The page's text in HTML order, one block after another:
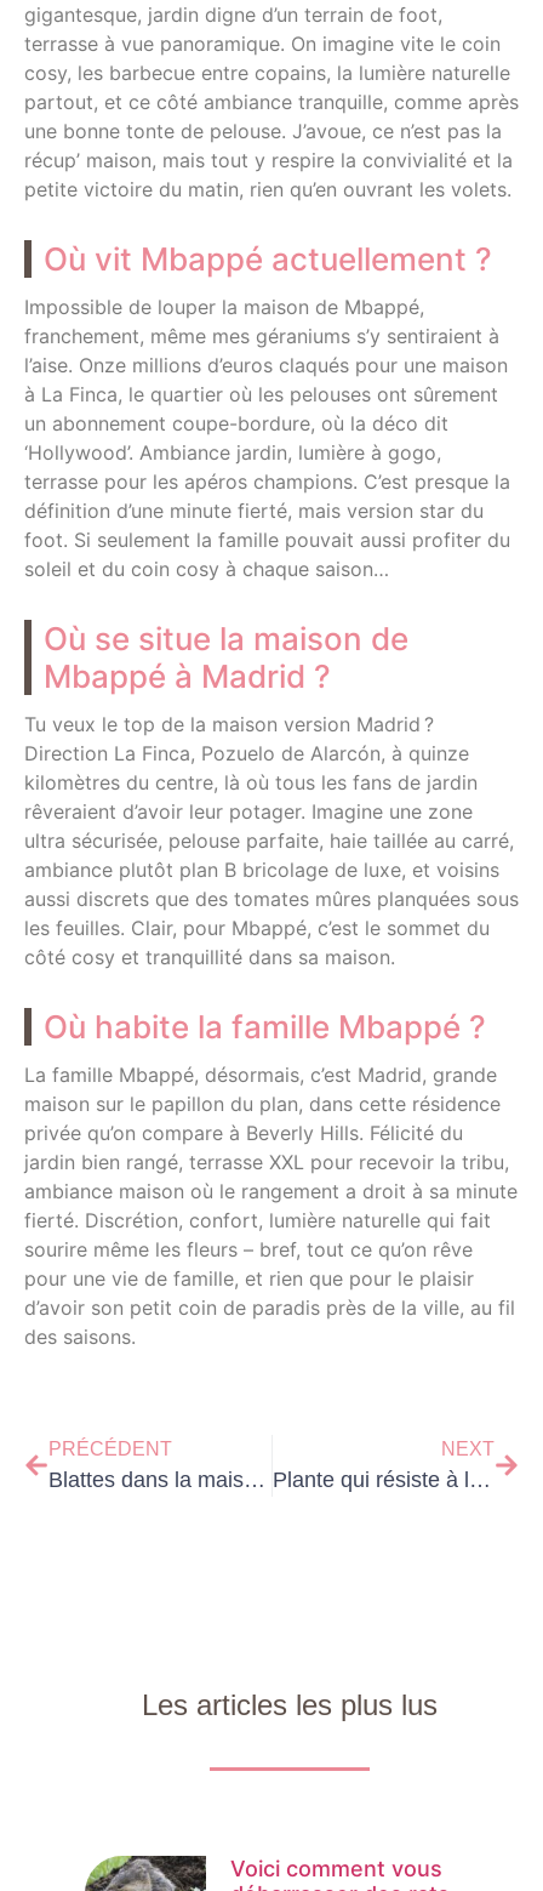
gigantesque, jardin digne d’un terrain de foot,
terrasse à vue panoramique. On imagine vite le coin
cosy, les barbecue entre copains, la lumière naturelle
partout, et ce côté ambiance tranquille, comme après
une bonne tonte de pelouse. J’avoue, ce n’est pas la
récup’ maison, mais tout y respire la convivialité et la
petite victoire du matin, rien qu’en ouvrant les volets.
Où vit Mbappé actuellement ?
Impossible de louper la maison de Mbappé,
franchement, même mes géraniums s’y sentiraient à
l’aise. Onze millions d’euros claqués pour une maison
à La Finca, le quartier où les pelouses ont sûrement
un abonnement coupe-bordure, où la déco dit
‘Hollywood’. Ambiance jardin, lumière à gogo,
terrasse pour les apéros champions. C’est presque la
définition d’une minute fierté, mais version star du
foot. Si seulement la famille pouvait aussi profiter du
soleil et du coin cosy à chaque saison…
Où se situe la maison de
Mbappé à Madrid ?
Tu veux le top de la maison version Madrid ?
Direction La Finca, Pozuelo de Alarcón, à quinze
kilomètres du centre, là où tous les fans de jardin
rêveraient d’avoir leur potager. Imagine une zone
ultra sécurisée, pelouse parfaite, haie taillée au carré,
ambiance plutôt plan B bricolage de luxe, et voisins
aussi discrets que des tomates mûres planquées sous
les feuilles. Clair, pour Mbappé, c’est le sommet du
côté cosy et tranquillité dans sa maison.
Où habite la famille Mbappé ?
La famille Mbappé, désormais, c’est Madrid, grande
maison sur le papillon du plan, dans cette résidence
privée qu’on compare à Beverly Hills. Félicité du
jardin bien rangé, terrasse XXL pour recevoir la tribu,
ambiance maison où le rangement a droit à sa minute
fierté. Discrétion, confort, lumière naturelle qui fait
sourire même les fleurs – bref, tout ce qu’on rêve
pour une vie de famille, et rien que pour le plaisir
d’avoir son petit coin de paradis près de la ville, au fil
des saisons.
PRÉCÉDENT
Blattes dans la maison : les 8 solutions efficaces pour s’en débarrasser
NEXT
Plante qui résiste à la chaleur : les 12 variétés idéales pour un jardin sec
Les articles les plus lus
Voici comment vous